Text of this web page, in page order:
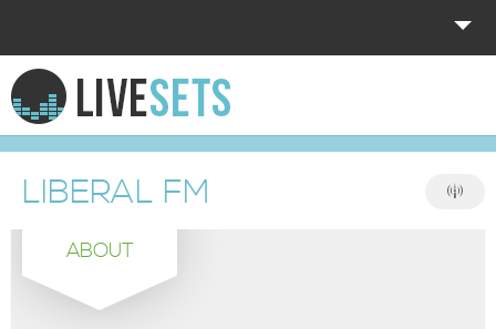
HOME
EXPLORE
DONATE
LOG IN
LIBERAL FM
ABOUT